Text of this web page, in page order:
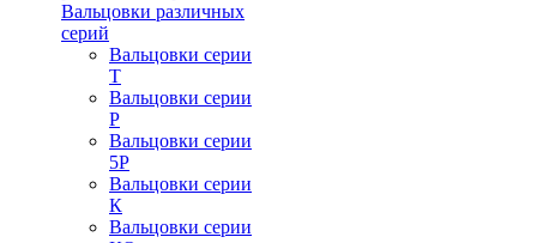
Вальцовки различных
серий
Вальцовки серии
Т
Вальцовки серии
Р
Вальцовки серии
5Р
Вальцовки серии
К
Вальцовки серии